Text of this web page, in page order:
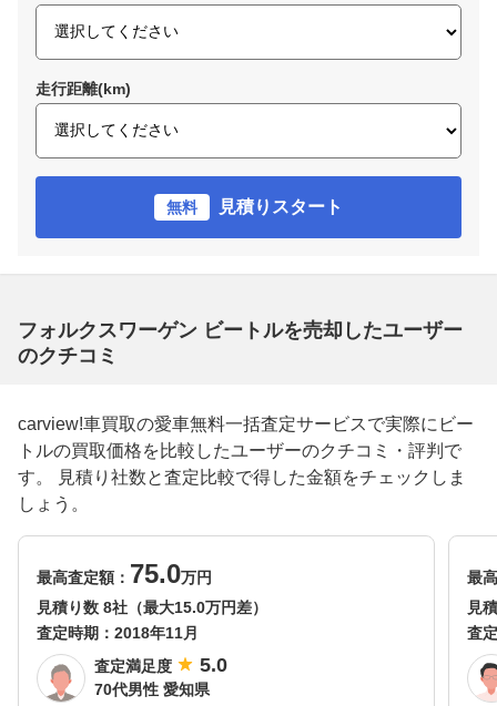
走行距離(km)
無料 見積りスタート
フォルクスワーゲン ビートルを売却したユーザー
のクチコミ
carview!車買取の愛車無料一括査定サービスで実際にビー
トルの買取価格を比較したユーザーのクチコミ・評判で
す。 見積り社数と査定比較で得した金額をチェックしま
しょう。
最高査定額： 75.0万円
見積り数 8社（最大15.0万円差）
査定時期： 2018年11月
査定満足度
5.0
70代男性 愛知県
最
見
査